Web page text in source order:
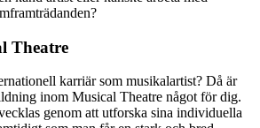
Theatre
karriär som musikalartist? Då är
inom Musical Theatre något för dig.
genom att utforska sina individuella